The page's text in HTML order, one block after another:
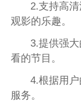
2.支持高
观影的乐趣。
3.提供强
看的节目。
4.根据用
服务。